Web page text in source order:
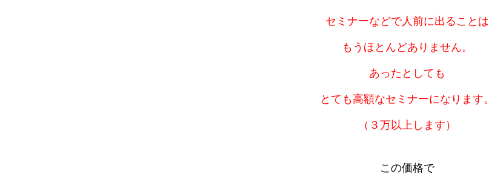
セミナーなどで人前に出ることは
もうほとんどありません。
あったとしても
とても高額なセミナーになります。
（３万以上します）
この価格で